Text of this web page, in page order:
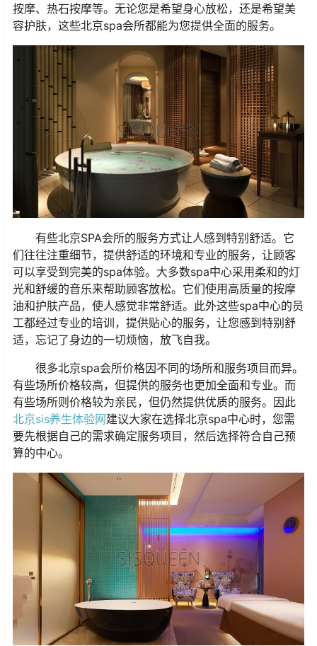
按摩、热石按摩等。无论您是希望身心放松，还是希望美
容护肤，这些北京spa会所都能为您提供全面的服务。
有些北京SPA会所的服务方式让人感到特别舒适。它
们往往注重细节，提供舒适的环境和专业的服务，让顾客
可以享受到完美的spa体验。大多数spa中心采用柔和的灯
光和舒缓的音乐来帮助顾客放松。它们使用高质量的按摩
油和护肤产品，使人感觉非常舒适。此外这些spa中心的员
工都经过专业的培训，提供贴心的服务，让您感到特别舒
适，忘记了身边的一切烦恼，放飞自我。
很多北京spa会所价格因不同的场所和服务项目而异。
有些场所价格较高，但提供的服务也更加全面和专业。而
有些场所则价格较为亲民，但仍然提供优质的服务。因此
北京sis养生体验网建议大家在选择北京spa中心时，您需
要先根据自己的需求确定服务项目，然后选择符合自己预
算的中心。